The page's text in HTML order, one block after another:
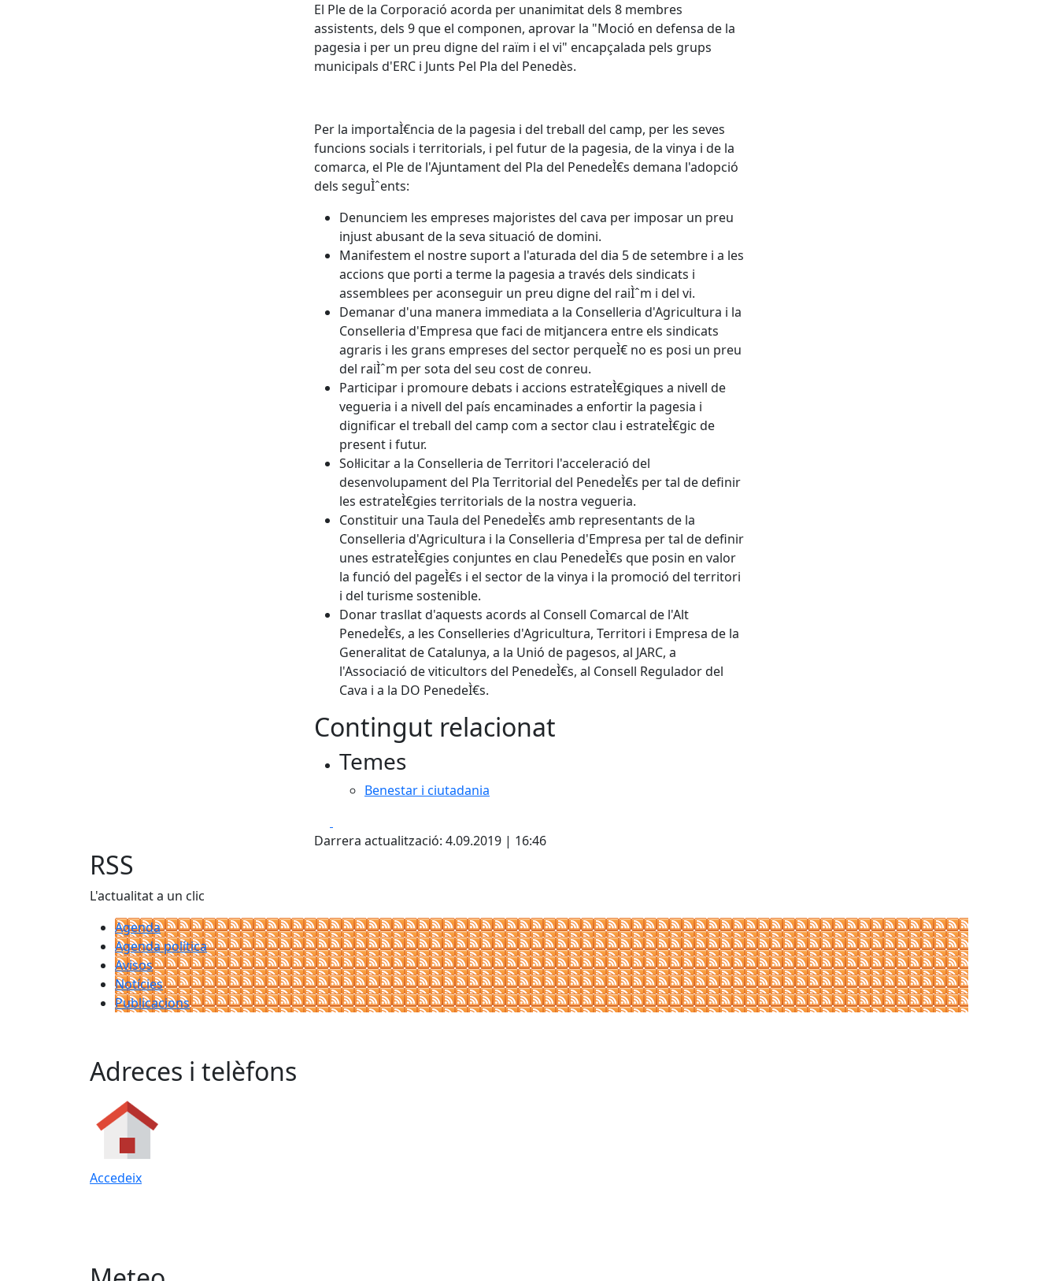
El Ple de la Corporació acorda per unanimitat dels 8 membres
assistents, dels 9 que el componen, aprovar la "Moció en defensa de la
pagesia i per un preu digne del raïm i el vi" encapçalada pels grups
municipals d'ERC i Junts Pel Pla del Penedès.
Per la importaÌ€ncia de la pagesia i del treball del camp, per les seves
funcions socials i territorials, i pel futur de la pagesia, de la vinya i de la
comarca, el Ple de l'Ajuntament del Pla del PenedeÌ€s demana l'adopció
dels seguÌˆents:
Denunciem les empreses majoristes del cava per imposar un preu
injust abusant de la seva situació de domini.
Manifestem el nostre suport a l'aturada del dia 5 de setembre i a les
accions que porti a terme la pagesia a través dels sindicats i
assemblees per aconseguir un preu digne del raiÌˆm i del vi.
Demanar d'una manera immediata a la Conselleria d'Agricultura i la
Conselleria d'Empresa que faci de mitjancera entre els sindicats
agraris i les grans empreses del sector perqueÌ€ no es posi un preu
del raiÌˆm per sota del seu cost de conreu.
Participar i promoure debats i accions estrateÌ€giques a nivell de
vegueria i a nivell del país encaminades a enfortir la pagesia i
dignificar el treball del camp com a sector clau i estrateÌ€gic de
present i futur.
Sol·licitar a la Conselleria de Territori l'acceleració del
desenvolupament del Pla Territorial del PenedeÌ€s per tal de definir
les estrateÌ€gies territorials de la nostra vegueria.
Constituir una Taula del PenedeÌ€s amb representants de la
Conselleria d'Agricultura i la Conselleria d'Empresa per tal de definir
unes estrateÌ€gies conjuntes en clau PenedeÌ€s que posin en valor
la funció del pageÌ€s i el sector de la vinya i la promoció del territori
i del turisme sostenible.
Donar trasllat d'aquests acords al Consell Comarcal de l'Alt
PenedeÌ€s, a les Conselleries d'Agricultura, Territori i Empresa de la
Generalitat de Catalunya, a la Unió de pagesos, al JARC, a
l'Associació de viticultors del PenedeÌ€s, al Consell Regulador del
Cava i a la DO PenedeÌ€s.
Contingut relacionat
Temes
Benestar i ciutadania
Darrera actualització: 4.09.2019 | 16:46
RSS
L'actualitat a un clic
Agenda
Agenda política
Avisos
Notícies
Publicacions
Adreces i telèfons
Accedeix